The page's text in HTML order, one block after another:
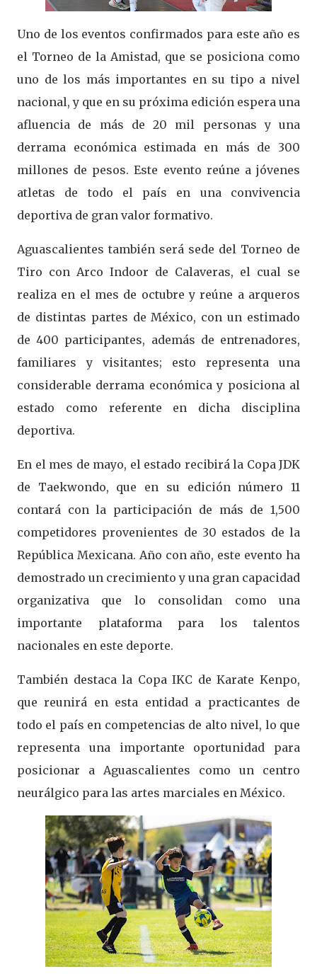
Uno de los eventos confirmados para este año es
el Torneo de la Amistad, que se posiciona como
uno de los más importantes en su tipo a nivel
nacional, y que en su próxima edición espera una
afluencia de más de 20 mil personas y una
derrama económica estimada en más de 300
millones de pesos. Este evento reúne a jóvenes
atletas de todo el país en una convivencia
deportiva de gran valor formativo.
Aguascalientes también será sede del Torneo de
Tiro con Arco Indoor de Calaveras, el cual se
realiza en el mes de octubre y reúne a arqueros
de distintas partes de México, con un estimado
de 400 participantes, además de entrenadores,
familiares y visitantes; esto representa una
considerable derrama económica y posiciona al
estado como referente en dicha disciplina
deportiva.
En el mes de mayo, el estado recibirá la Copa JDK
de Taekwondo, que en su edición número 11
contará con la participación de más de 1,500
competidores provenientes de 30 estados de la
República Mexicana. Año con año, este evento ha
demostrado un crecimiento y una gran capacidad
organizativa que lo consolidan como una
importante plataforma para los talentos
nacionales en este deporte.
También destaca la Copa IKC de Karate Kenpo,
que reunirá en esta entidad a practicantes de
todo el país en competencias de alto nivel, lo que
representa una importante oportunidad para
posicionar a Aguascalientes como un centro
neurálgico para las artes marciales en México.